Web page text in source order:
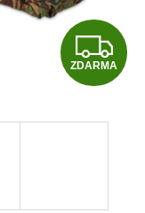
Z
D
ZDARMA